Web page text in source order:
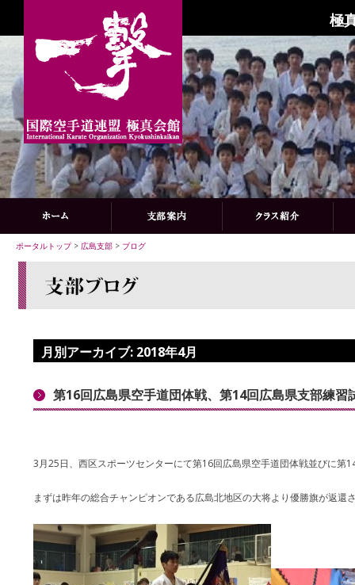
極
ポータルトップ> 広島支部 > ブログ
月別アーカイブ: 2018年4月
第16回広島県空手道団体戦、第14回広島県支部練習
3月25日、西区スポーツセンターにて第16回広島県空手道団体戦並びに第
まずは昨年の総合チャンピオンである広島北地区の大将より優勝旗が返還